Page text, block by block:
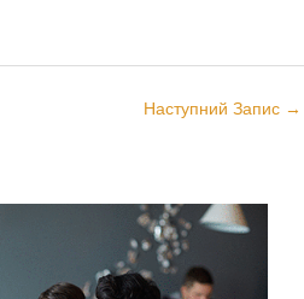
Наступний Запис →